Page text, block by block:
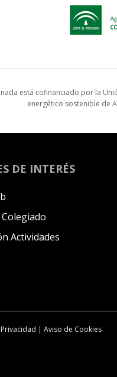
está cofinanciado por la
energético sostenible de
DE INTERÉS
Actividades
| Aviso de Cookies